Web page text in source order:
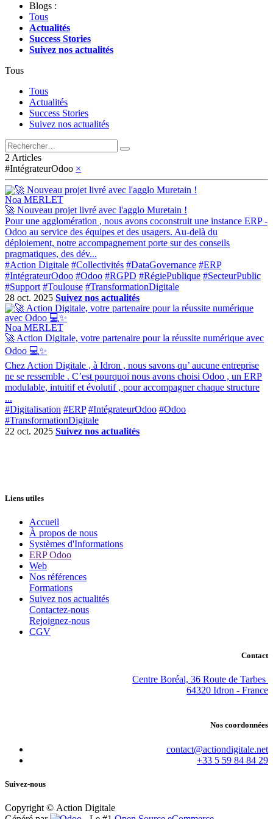
Blogs :
Tous
Actualités
Success Stories
Suivez nos actualités
Tous
Tous
Actualités
Success Stories
Suivez nos actualités
2 Articles
#IntégrateurOdoo ×
Noa MERLET
🚀 Nouveau projet livré avec l'agglo Muretain !
Pour une agglomération , nous avons coconstruit une instance ERP -
Odoo au service des équipes et des usagers. Au-delà du
déploiement, notre accompagnement porte sur des conseils
pragmatiques, des dév...
#Action Digitale #Collectivités #DataGovernance #ERP
#IntégrateurOdoo #Odoo #RGPD #RégiePublique #SecteurPublic
#Support #Toulouse #TransformationDigitale
28 oct. 2025 Suivez nos actualités
Noa MERLET
🚀 Action Digitale, votre partenaire pour la réussite numérique avec
Odoo 💻✨
Chez Action Digitale , à Idron , nous savons qu’ aucune entreprise
ne se ressemble . C’est pourquoi nous avons choisi Odoo , un ERP
modulable, intuitif et évolutif , pour accompagner chaque structure
...
#Digitalisation #ERP #IntégrateurOdoo #Odoo
#TransformationDigitale
22 oct. 2025 Suivez nos actualités
Liens utiles
Accueil
À propos de nous
Systèmes d'Informations
ERP Odoo
Web
Nos références
Formations
Suivez nos actualités
Contactez-nous
Rejoignez-nous
CGV
Contact
Centre Boréal, 36 Route de Tarbes
64320 Idron - France
Nos coordonnées
contact@actiondigitale.net
+33 5 59 84 84 29
Suivez-nous
Copyright © Action Digitale